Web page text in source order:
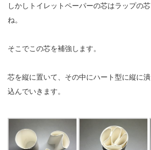
しかしトイレットペーパーの芯はラップの
ね。
そこでこの芯を補強します。
芯を縦に置いて、その中にハート型に縦に
込んでいきます。